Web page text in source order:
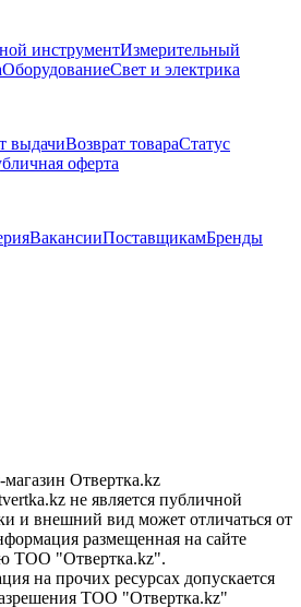
инструментИзмерительный
ОборудованиеСвет и электрика
выдачиВозврат товараСтатус
оферта
ВакансииПоставщикамБренды
Отвертка.kz
не является публичной
и внешний вид может отличаться от
размещенная на сайте
ТОО "Отвертка.kz".
на прочих ресурсах допускается
ТОО "Отвертка.kz"